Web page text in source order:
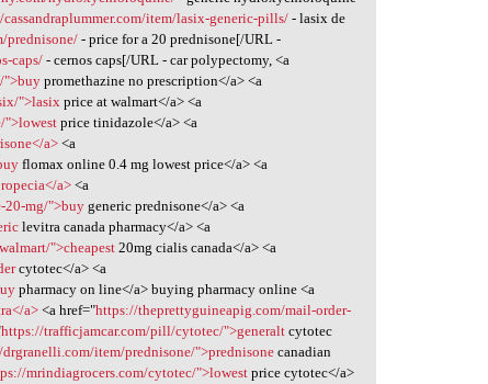
item/lasix-generic-pills/ - lasix de
prednisone/ - price for a 20 prednisone[/URL -
caps/ - cernos caps[/URL - car polypectomy, <a
">buypromethazine no prescription</a> <a
">lasixprice at walmart</a> <a
">lowest price tinidazole</a> <a
a><a
flomax online 0.4 mg lowest price</a> <a
a> <a
20-mg/">buy generic prednisone</a> <a
levitra canada pharmacy</a> <a
">cheapest 20mg cialis canada</a> <a
cytotec</a> <a
pharmacy on line</a> buying pharmacy online <a
a> <a href="https://theprettyguineapig.com/mail-order-
https://trafficjamcar.com/pill/cytotec/">generalt cytotec
item/prednisone/">prednisone canadian
mrindiagrocers.com/cytotec/">lowest price cytotec</a>